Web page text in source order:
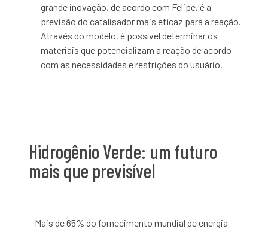
grande inovação, de acordo com Felipe, é a
previsão do catalisador mais eficaz para a reação.
Através do modelo, é possível determinar os
materiais que potencializam a reação de acordo
com as necessidades e restrições do usuário.
Hidrogênio Verde: um futuro
mais que previsível
Mais de 65% do fornecimento mundial de energia